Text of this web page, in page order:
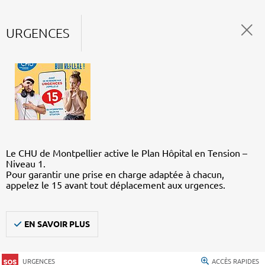
URGENCES
Le CHU de Montpellier active le Plan Hôpital en Tension –
Niveau 1.
Pour garantir une prise en charge adaptée à chacun,
appelez le 15 avant tout déplacement aux urgences.
EN SAVOIR PLUS
URGENCES ACCÈS RAPIDES